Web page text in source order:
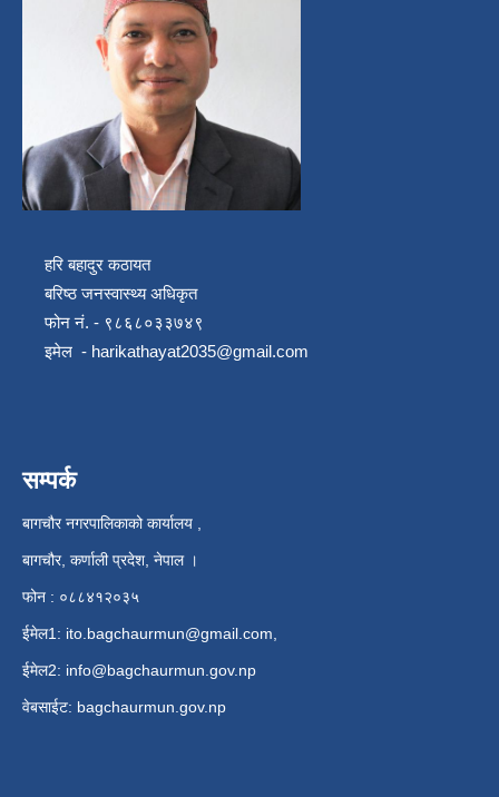
हरि बहादुर कठायत
बरिष्ठ जनस्वास्थ्य अधिकृत
फोन नं. - ९८६८०३३७४९
इमेल - harikathayat2035@gmail.com
सम्पर्क
बागचौर नगरपालिकाको कार्यालय ,
बागचौर, कर्णाली प्रदेश, नेपाल ।
फोन : ०८८४१२०३५
ईमेल1: ito.bagchaurmun@gmail.com
ईमेल2: info@bagchaurmun.gov.np
वे‍बसाईट: bagchaurmun.gov.np